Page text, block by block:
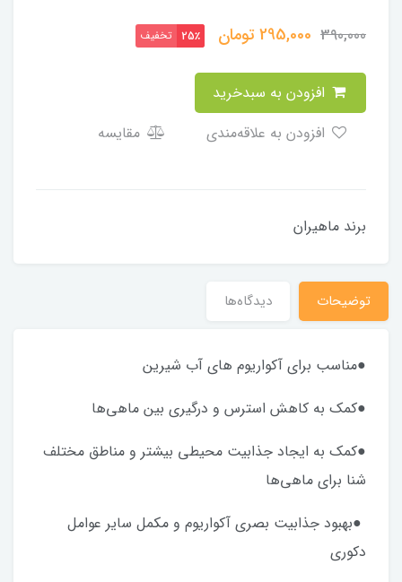
390,000
295,000تومان 25٪ تخفیف
مقایسه
برند ماهیران
توضیحات دیدگاه‌ها
●مناسب برای آکواریوم های آب شیرین
●کمک به کاهش استرس و درگیری بین ماهی‌ها
●کمک به ایجاد جذابیت محیطی بیشتر و مناطق مختلف
شنا برای ماهی‌ها
●بهبود جذابیت بصری آکواریوم و مکمل سایر عوامل
دکوری